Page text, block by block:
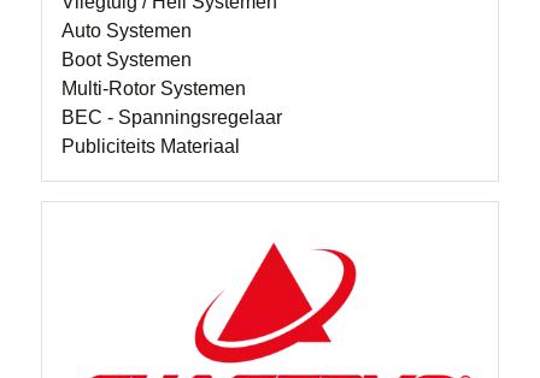
Auto Systemen
Boot Systemen
Multi-Rotor Systemen
BEC - Spanningsregelaar
Publiciteits Materiaal